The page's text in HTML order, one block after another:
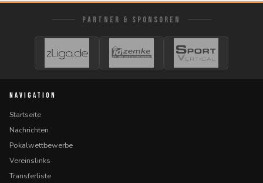
PARTNER & SPONSOREN
NAVIGATION
Startseite
Nachrichten
Pokalwettbewerbe
Vereinslinks
Transferliste